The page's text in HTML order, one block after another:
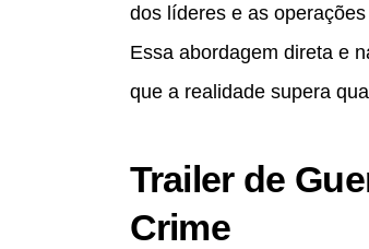
dos líderes e as
Essa abordagem direta e
que a realidade supera
Trailer de
Crime